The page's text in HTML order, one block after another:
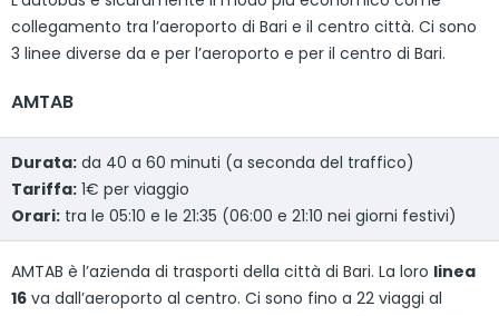
collegamento tra l’aeroporto di Bari e il centro città. Ci sono
3 linee diverse da e per l’aeroporto e per il centro di Bari.
AMTAB
Durata: da 40 a 60 minuti (a seconda del traffico)
Tariffa: 1€ per viaggio
Orari: tra le 05:10 e le 21:35 (06:00 e 21:10 nei giorni festivi)
AMTAB è l’azienda di trasporti della città di Bari. La loro linea
16 va dall’aeroporto al centro. Ci sono fino a 22 viaggi al